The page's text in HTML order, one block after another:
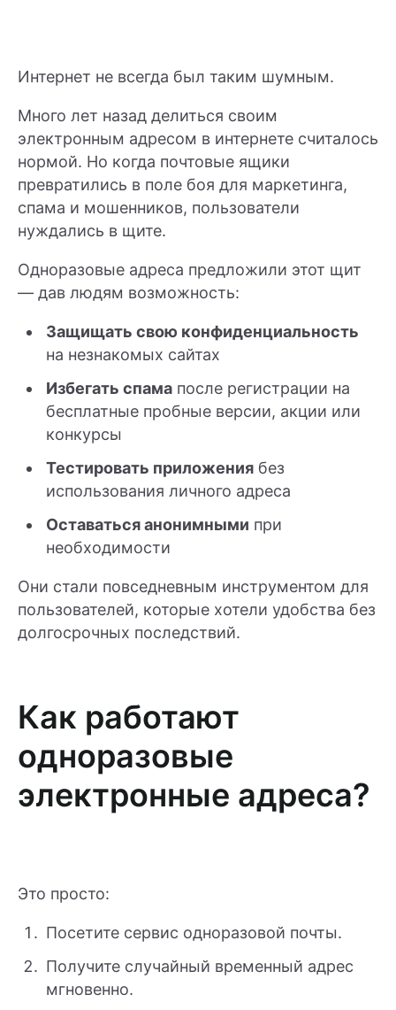
Интернет не всегда был таким шумным.
Много лет назад делиться своим
электронным адресом в интернете считалось
нормой. Но когда почтовые ящики
превратились в поле боя для маркетинга,
спама и мошенников, пользователи
нуждались в щите.
Одноразовые адреса предложили этот щит
— дав людям возможность:
Защищать свою конфиденциальность
на незнакомых сайтах
Избегать спама после регистрации на
бесплатные пробные версии, акции или
конкурсы
Тестировать приложения без
использования личного адреса
Оставаться анонимными при
необходимости
Они стали повседневным инструментом для
пользователей, которые хотели удобства без
долгосрочных последствий.
Как работают
одноразовые
электронные адреса?
Это просто:
Посетите сервис одноразовой почты.
Получите случайный временный адрес
мгновенно.